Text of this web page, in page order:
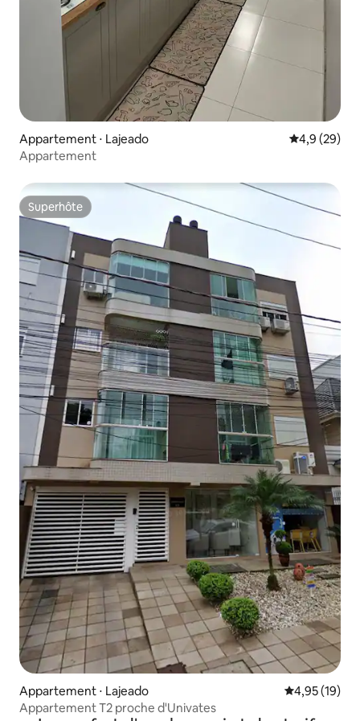
Appartement ⋅ Lajeado Évaluation
4,9 (29)
Appartement
Superhôte
Superhôte
Appartement ⋅ Lajeado Évaluation
4,95 (19)
Appartement T2 proche d'Univates